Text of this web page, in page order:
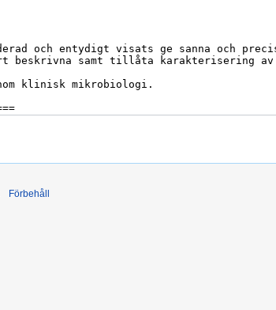
Förbehåll